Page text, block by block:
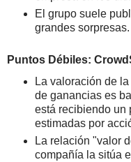
El grupo suele
grandes sorpresas.
Puntos Débiles:
La valoración de
de ganancias es
está recibiendo un
estimadas por
La relación "valor
compañía la sitúa